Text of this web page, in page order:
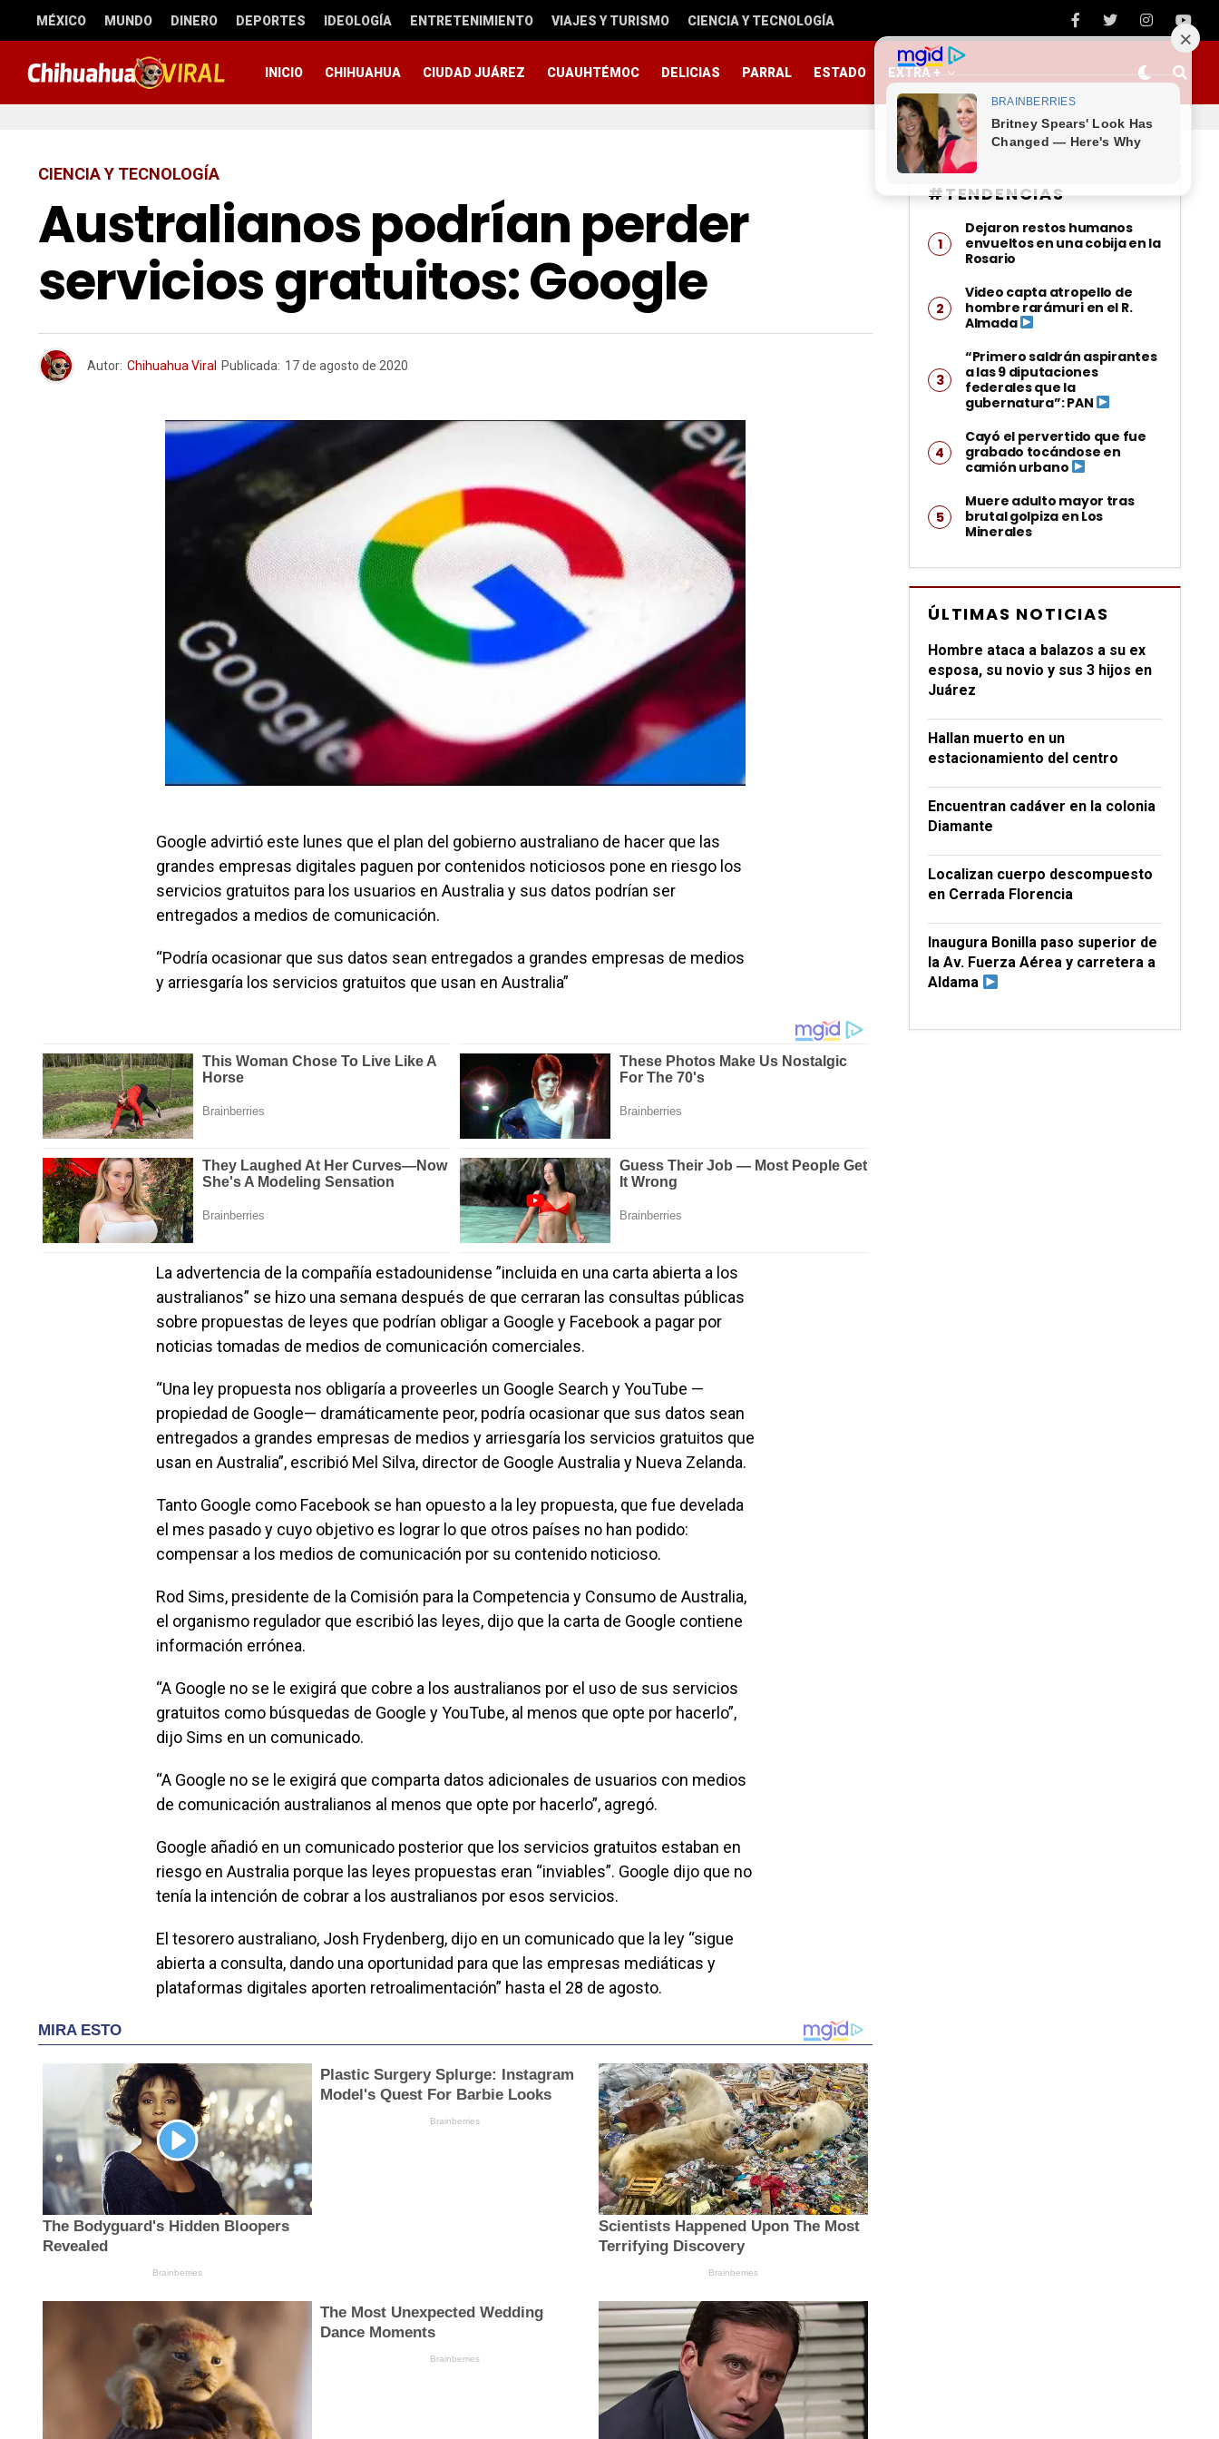
MÉXICO MUNDO DINERO DEPORTES IDEOLOGÍA ENTRETENIMIENTO VIAJES Y TURISMO CIENCIA Y TECNOLOGÍA
INICIO CHIHUAHUA CIUDAD JUÁREZ CUAUHTÉMOC DELICIAS PARRAL ESTADO EXTRA +
CIENCIA Y TECNOLOGÍA
Australianos podrían perder
servicios gratuitos: Google
Autor: Chihuahua Viral Publicada: 17 de agosto de 2020
Google advirtió este lunes que el plan del gobierno australiano de hacer que las
grandes empresas digitales paguen por contenidos noticiosos pone en riesgo los
servicios gratuitos para los usuarios en Australia y sus datos podrían ser
entregados a medios de comunicación.
“Podría ocasionar que sus datos sean entregados a grandes empresas de medios
y arriesgaría los servicios gratuitos que usan en Australia”
La advertencia de la compañía estadounidense ”incluida en una carta abierta a los
australianos” se hizo una semana después de que cerraran las consultas públicas
sobre propuestas de leyes que podrían obligar a Google y Facebook a pagar por
noticias tomadas de medios de comunicación comerciales.
“Una ley propuesta nos obligaría a proveerles un Google Search y YouTube —
propiedad de Google— dramáticamente peor, podría ocasionar que sus datos sean
entregados a grandes empresas de medios y arriesgaría los servicios gratuitos que
usan en Australia”, escribió Mel Silva, director de Google Australia y Nueva Zelanda.
Tanto Google como Facebook se han opuesto a la ley propuesta, que fue develada
el mes pasado y cuyo objetivo es lograr lo que otros países no han podido:
compensar a los medios de comunicación por su contenido noticioso.
Rod Sims, presidente de la Comisión para la Competencia y Consumo de Australia,
el organismo regulador que escribió las leyes, dijo que la carta de Google contiene
información errónea.
“A Google no se le exigirá que cobre a los australianos por el uso de sus servicios
gratuitos como búsquedas de Google y YouTube, al menos que opte por hacerlo”,
dijo Sims en un comunicado.
“A Google no se le exigirá que comparta datos adicionales de usuarios con medios
de comunicación australianos al menos que opte por hacerlo”, agregó.
Google añadió en un comunicado posterior que los servicios gratuitos estaban en
riesgo en Australia porque las leyes propuestas eran “inviables”. Google dijo que no
tenía la intención de cobrar a los australianos por esos servicios.
El tesorero australiano, Josh Frydenberg, dijo en un comunicado que la ley “sigue
abierta a consulta, dando una oportunidad para que las empresas mediáticas y
plataformas digitales aporten retroalimentación” hasta el 28 de agosto.
#TENDENCIAS
Dejaron restos humanos
envueltos en una cobija en la
Rosario
Video capta atropello de
hombre rarámuri en el R.
Almada
“Primero saldrán aspirantes
a las 9 diputaciones
federales que la
gubernatura”: PAN
Cayó el pervertido que fue
grabado tocándose en
camión urbano
Muere adulto mayor tras
brutal golpiza en Los
Minerales
ÚLTIMAS NOTICIAS
Hombre ataca a balazos a su ex
esposa, su novio y sus 3 hijos en
Juárez
Hallan muerto en un
estacionamiento del centro
Encuentran cadáver en la colonia
Diamante
Localizan cuerpo descompuesto
en Cerrada Florencia
Inaugura Bonilla paso superior de
la Av. Fuerza Aérea y carretera a
Aldama